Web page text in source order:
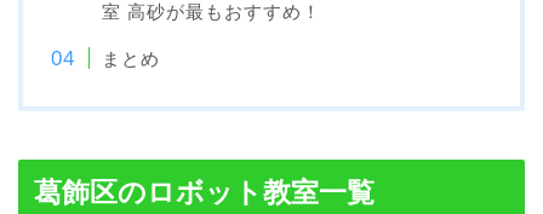
室 高砂が最もおすすめ！
まとめ
葛飾区のロボット教室一覧